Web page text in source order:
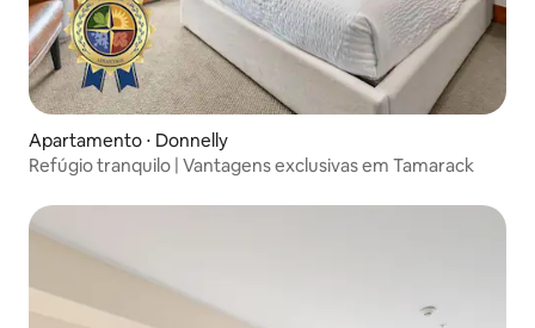
Apartamento ⋅ Donnelly
Refúgio tranquilo | Vantagens exclusivas em Tamarack